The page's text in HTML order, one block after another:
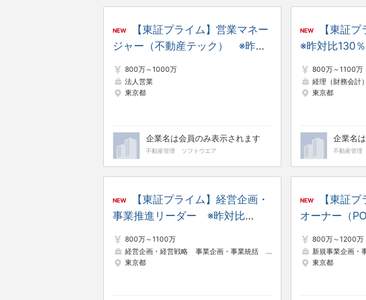
NEW
【東証プライム】営業マネー
ジャー（不動産テック） ※昨対
間休日日数125日
800万～1000万
法人営業
東京都
企業名は会員のみ表示されます
不動産管理 ソフトウエア
NEW
【東証
※昨対比130
800万～1100万
経理（財務会計）
東京都
企業名
不動産管理
NEW
【東証プライム】経営企画・
事業推進リーダー ※昨対比
休日日数125日
800万～1100万
経営企画・経営戦略
事業企画・事業統括
戦略コンサルタント
東京都
NEW
【東証
オーナー（
／年間休日
800万～1200万
新規事業企画・
東京都